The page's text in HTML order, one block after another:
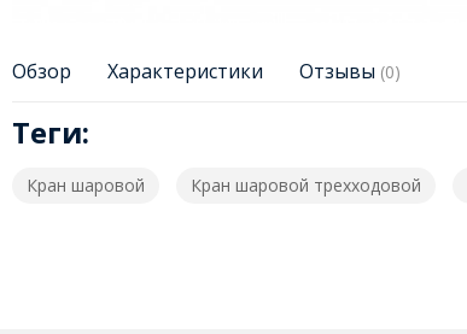
Обзор Характеристики Отзывы (0)
Теги:
Кран шаровой Кран шаровой трехходовой